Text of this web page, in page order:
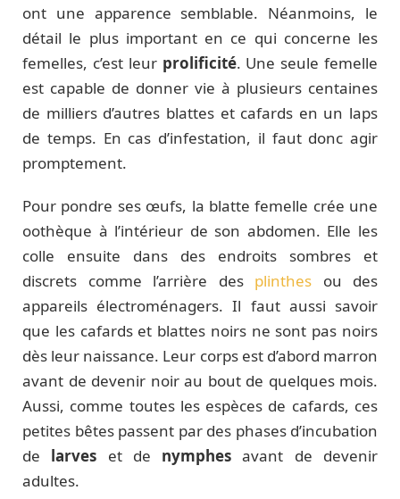
ont une apparence semblable. Néanmoins, le
détail le plus important en ce qui concerne les
femelles, c’est leur prolificité. Une seule femelle
est capable de donner vie à plusieurs centaines
de milliers d’autres blattes et cafards en un laps
de temps. En cas d’infestation, il faut donc agir
promptement.
Pour pondre ses œufs, la blatte femelle crée une
oothèque à l’intérieur de son abdomen. Elle les
colle ensuite dans des endroits sombres et
discrets comme l’arrière des plinthes ou des
appareils électroménagers. Il faut aussi savoir
que les cafards et blattes noirs ne sont pas noirs
dès leur naissance. Leur corps est d’abord marron
avant de devenir noir au bout de quelques mois.
Aussi, comme toutes les espèces de cafards, ces
petites bêtes passent par des phases d’incubation
de larves et de nymphes avant de devenir
adultes.